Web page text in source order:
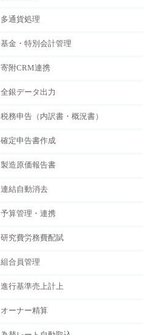
多通貨処理
基金・特別会計管理
寄附CRM連携
全銀データ出力
税務申告（内訳書・概況書）
確定申告書作成
製造原価報告書
連結自動消去
予算管理・連携
研究費労務費配賦
組合員管理
進行基準売上計上
オーナー精算